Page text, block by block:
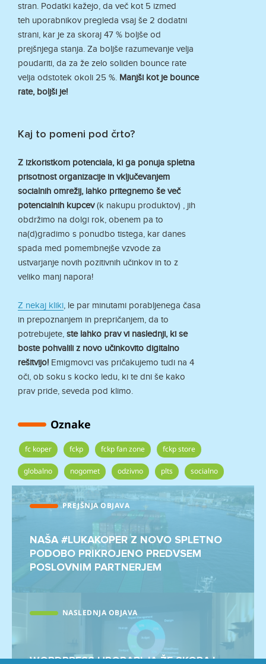
stran. Podatki kažejo, da več kot 5 izmed
teh uporabnikov pregleda vsaj še 2 dodatni
strani, kar je za skoraj 47 % boljše od
prejšnjega stanja. Za boljše razumevanje velja
poudariti, da za že zelo soliden bounce rate
velja odstotek okoli 25 %. Manjši kot je bounce
rate, boljši je!
Kaj to pomeni pod črto?
Z izkoristkom potenciala, ki ga ponuja spletna
prisotnost organizacije in vključevanjem
socialnih omrežij, lahko pritegnemo še več
potencialnih kupcev (k nakupu produktov) , jih
obdržimo na dolgi rok, obenem pa to
na(d)gradimo s ponudbo tistega, kar danes
spada med pomembnejše vzvode za
ustvarjanje novih pozitivnih učinkov in to z
veliko manj napora!
Z nekaj kliki , le par minutami porabljenega časa
in prepoznanjem in prepričanjem, da to
potrebujete, ste lahko prav vi naslednji, ki se
boste pohvalili z novo učinkovito digitalno
rešitvijo! Emigmovci vas pričakujemo tudi na 4
oči, ob soku s kocko ledu, ki te dni še kako
prav pride, seveda pod klimo.
Oznake
Oznake
fc koper fckp fckp fan zone fckp store
globalno nogomet odzivno plts socialno
Post
navigation
PREJŠNJA OBJAVA
NAŠA #LUKAKOPER Z NOVO SPLETNO
PODOBO PRIKROJENO PREDVSEM
POSLOVNIM PARTNERJEM
NASLEDNJA OBJAVA
WORDPRESS UPORABLJA ŽE SKORAJ